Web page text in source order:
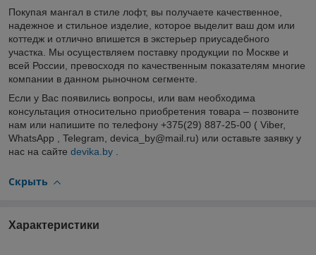
Покупая мангал в стиле лофт, вы получаете качественное,
надежное и стильное изделие, которое выделит ваш дом или
коттедж и отлично впишется в экстерьер приусадебного
участка. Мы осуществляем поставку продукции по Москве и
всей России, превосходя по качественным показателям многие
компании в данном рыночном сегменте.
Если у Вас появились вопросы, или вам необходима
консультация относительно приобретения товара – позвоните
нам или напишите по телефону +375(29) 887-25-00 ( Viber,
WhatsApp , Telegram, devica_by@mail.ru) или оставьте заявку у
нас на сайте devika.by .
Скрыть
Характеристики